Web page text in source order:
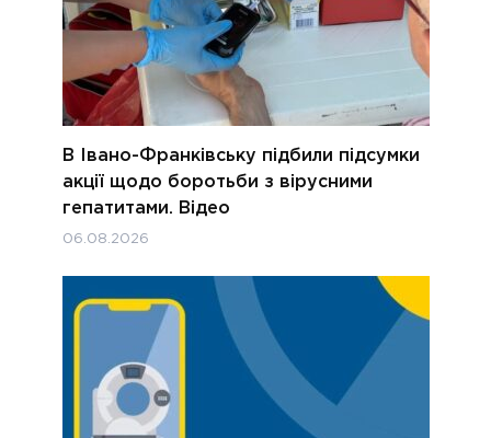
В Івано-Франківську підбили підсумки
акції щодо боротьби з вірусними
гепатитами. Відео
06.08.2026